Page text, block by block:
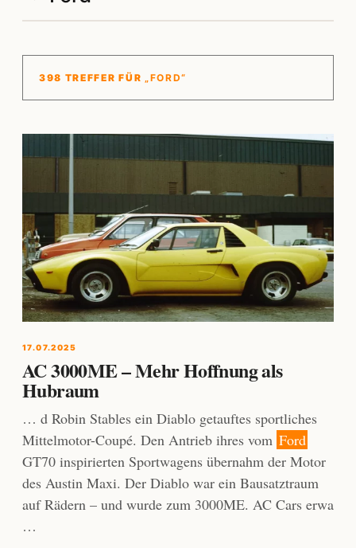
398 TREFFER FÜR „FORD“
17.07.2025
AC 3000ME – Mehr Hoffnung als
Hubraum
… d Robin Stables ein Diablo getauftes sportliches
Mittelmotor-Coupé. Den Antrieb ihres vom Ford
GT70 inspirierten Sportwagens übernahm der Motor
des Austin Maxi. Der Diablo war ein Bausatztraum
auf Rädern – und wurde zum 3000ME. AC Cars erwa
…